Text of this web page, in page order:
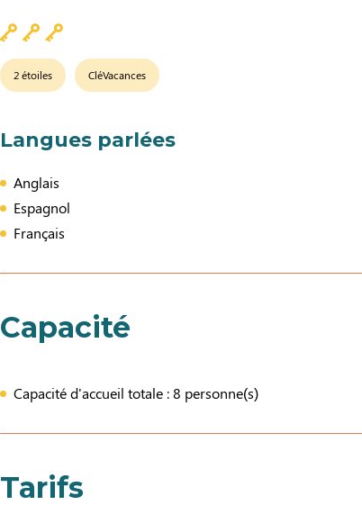
2 étoiles CléVacances
Langues parlées
Anglais
Espagnol
Français
Capacité
Capacité d'accueil totale : 8 personne(s)
Tarifs